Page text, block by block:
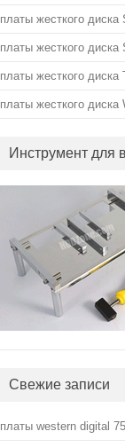
платы жесткого диска
платы жесткого диска
платы жесткого диска
платы жесткого диска
Инструмент для
Свежие записи
платы western digital